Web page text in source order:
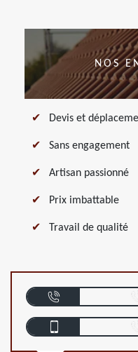
NOS
Devis et
Sans engagement
Artisan passionné
Prix imbattable
Travail de qualité